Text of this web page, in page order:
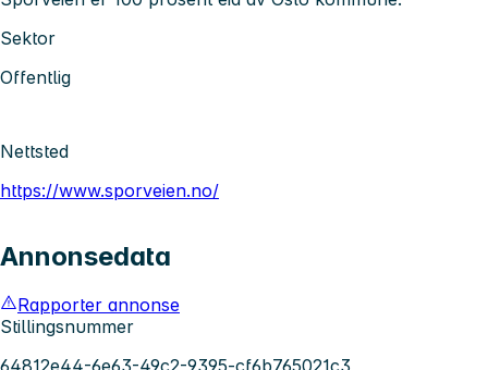
Sektor
Offentlig
Nettsted
https://www.sporveien.no/
Annonsedata
Rapporter annonse
Stillingsnummer
64812e44-6e63-49c2-9395-cf6b765021c3